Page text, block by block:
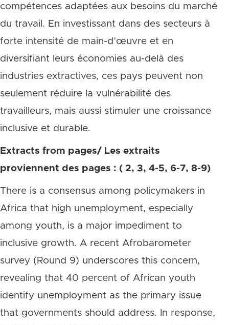
compétences adaptées aux besoins du marché
du travail. En investissant dans des secteurs à
forte intensité de main-d’œuvre et en
diversifiant leurs économies au-delà des
industries extractives, ces pays peuvent non
seulement réduire la vulnérabilité des
travailleurs, mais aussi stimuler une croissance
inclusive et durable.
Extracts from pages/ Les extraits
proviennent des pages : ( 2, 3, 4-5, 6-7, 8-9)
There is a consensus among policymakers in
Africa that high unemployment, especially
among youth, is a major impediment to
inclusive growth. A recent Afrobarometer
survey (Round 9) underscores this concern,
revealing that 40 percent of African youth
identify unemployment as the primary issue
that governments should address. In response,